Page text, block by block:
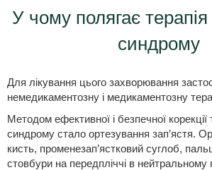
У чому полягає
синдрому
Для лікування цього захворювання
немедикаментозну і медикаментозну
Методом ефективної і безпечної корекції
синдрому стало ортезування зап’ястя.
кисть, променезап’ястковий суглоб,
стовбури на передпліччі в нейтральному